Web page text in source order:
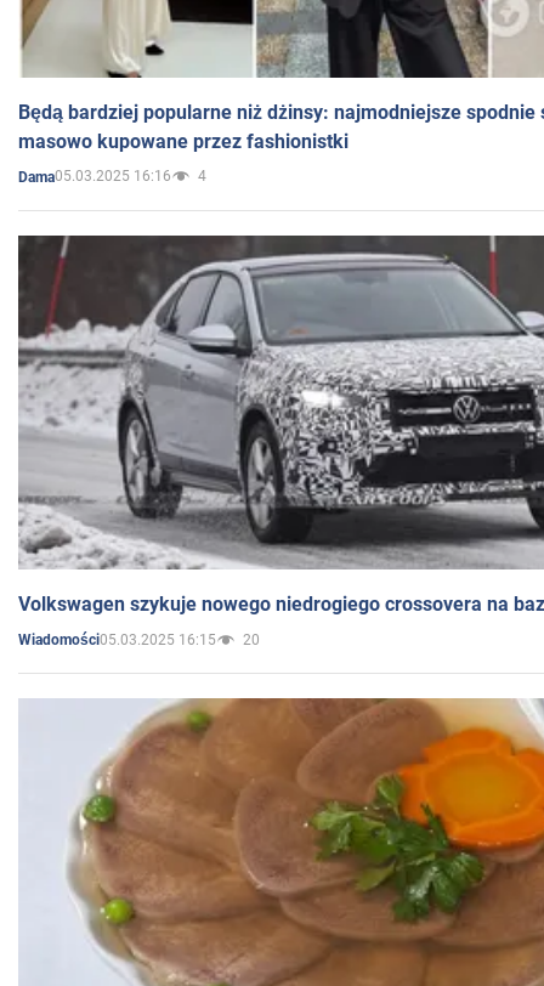
Będą bardziej popularne niż dżinsy: najmodniejsze spodnie
masowo kupowane przez fashionistki
Dama05.03.2025 16:16 4
Volkswagen szykuje nowego niedrogiego crossovera na
Wiadomości05.03.2025 16:15 20